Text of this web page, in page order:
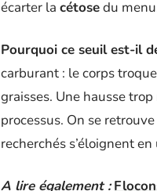
écarter la cétosedu
Pourquoi ce seuil est-il
carburant : le corps
graisses. Une hausse
processus. On se
recherchés s’éloignent
A lire également :